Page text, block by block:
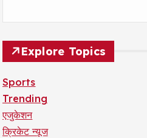
Explore Topics
Sports
Trending
एजुकेशन
क्रिकेट न्यूज